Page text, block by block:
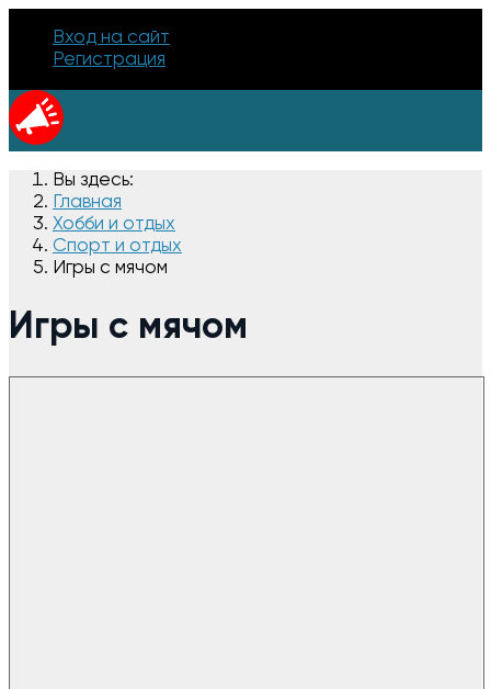
Вход на сайт
Регистрация
Вы здесь:
Главная
Хобби и отдых
Спорт и отдых
Игры с мячом
Игры с мячом